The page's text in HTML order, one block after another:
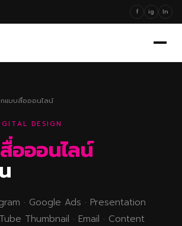
f ig ln
แบบสื่อออนไลน์
DESIGN
สื่อออนไลน์
· Google Ads · Presentation
Thumbnail · Email · Content